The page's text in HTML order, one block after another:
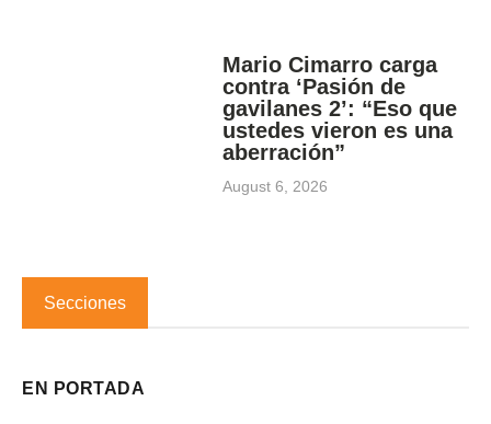
Mario Cimarro carga
contra ‘Pasión de
gavilanes 2’: “Eso que
ustedes vieron es una
aberración”
August 6, 2026
Secciones
EN PORTADA